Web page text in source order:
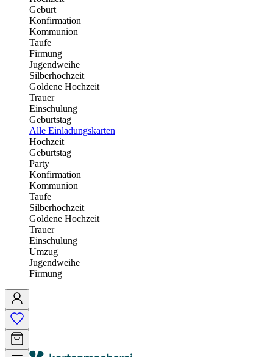
Geburt
Konfirmation
Kommunion
Taufe
Firmung
Jugendweihe
Silberhochzeit
Goldene Hochzeit
Trauer
Einschulung
Geburtstag
Alle Einladungskarten
Hochzeit
Geburtstag
Party
Konfirmation
Kommunion
Taufe
Silberhochzeit
Goldene Hochzeit
Trauer
Einschulung
Umzug
Jugendweihe
Firmung